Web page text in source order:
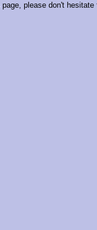
page, please don't